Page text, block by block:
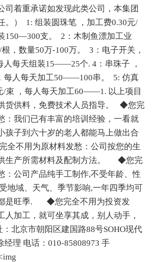
司着重承诺如发现此类公司，本集团
。） 1: 组装圆珠笔 ，加工费0.30元/
150—300支。 2：木制鱼漂加工业
，数量50万-100万。 3：电子开关，
人每天组装15——25个. 4：串珠子 ，
每人每天加工50——100串。 5: 仿真
/束 ，每人每天加工60——1. 以上项目
货供料，免费技术人员指导。 ◆您完
：我们已有丰富的培训经验，一看就
孩子到六十岁的老人都能马上做出合
不用为原材料发愁：公司按您的生
生产所需材料及配制方法。 ◆您完
：公司产品纯手工制作,不受年龄、性
地域、天气、季节影响,一年四季均可
是旺季. ◆您完全不用为投资发
人加工，就可坐享其成，别人动手，
北京市朝阳区建国路88号SOHO现代
经理 电话：010-85808973 手